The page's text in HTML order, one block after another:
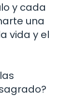
y cada
una
vida y el